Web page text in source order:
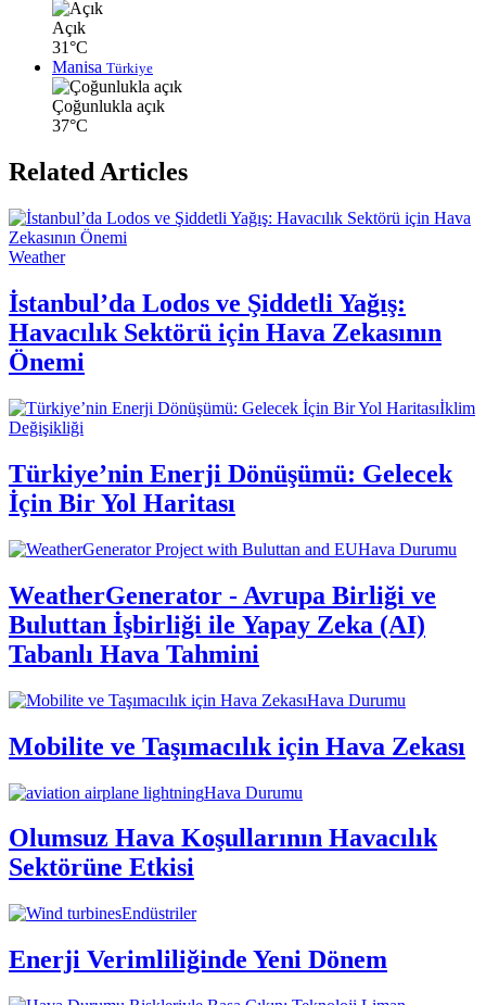
Açık
31°C
Manisa Türkiye
Çoğunlukla açık
37°C
Related Articles
Weather
İstanbul’da Lodos ve Şiddetli Yağış:
Havacılık Sektörü için Hava Zekasının
Önemi
İklim
Değişikliği
Türkiye’nin Enerji Dönüşümü: Gelecek
İçin Bir Yol Haritası
Hava Durumu
WeatherGenerator - Avrupa Birliği ve
Buluttan İşbirliği ile Yapay Zeka (AI)
Tabanlı Hava Tahmini
Hava Durumu
Mobilite ve Taşımacılık için Hava Zekası
Hava Durumu
Olumsuz Hava Koşullarının Havacılık
Sektörüne Etkisi
Endüstriler
Enerji Verimliliğinde Yeni Dönem